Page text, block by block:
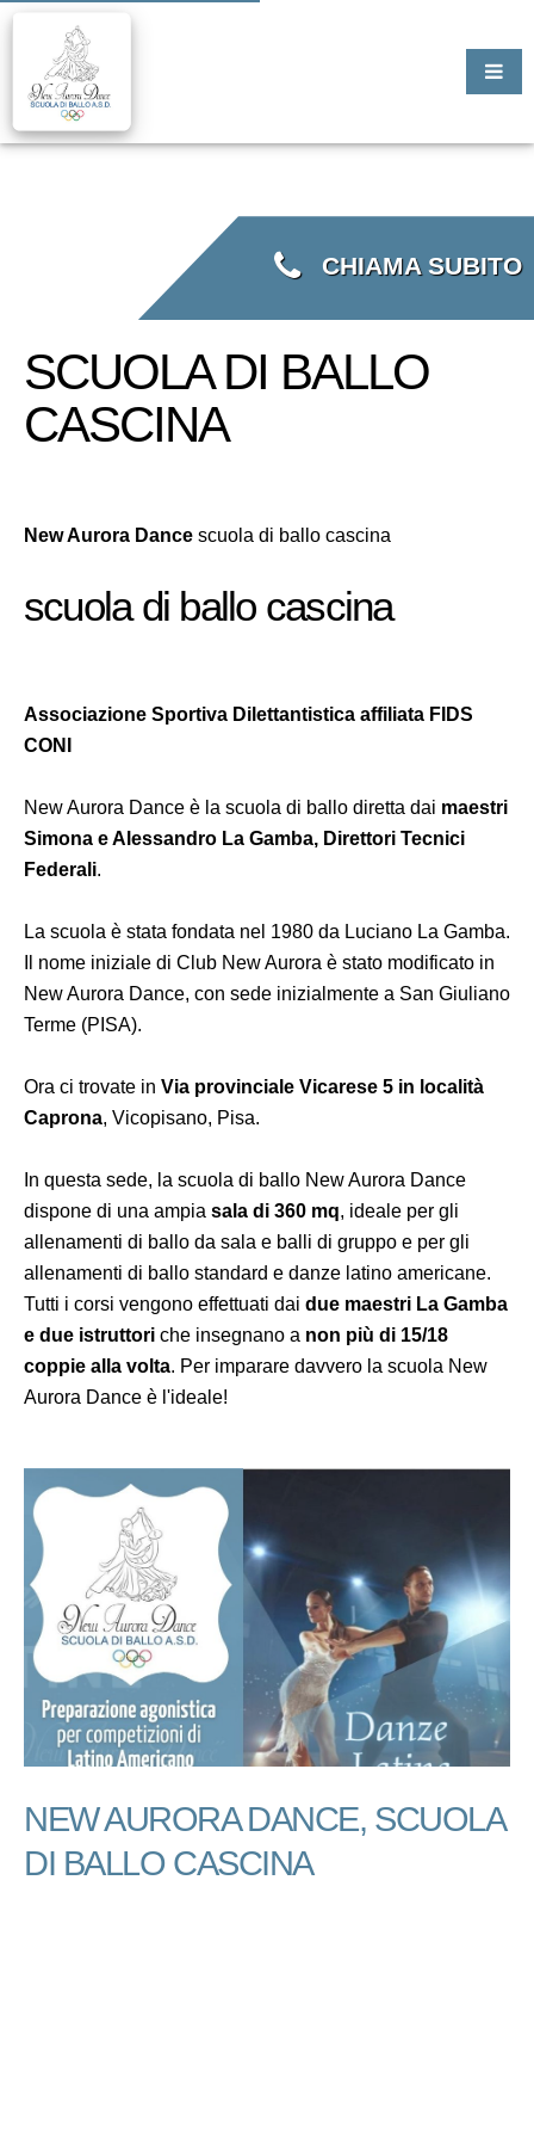
CHIAMA SUBITO
SCUOLA DI BALLO
CASCINA
New Aurora Dance scuola di ballo cascina
scuola di ballo cascina
Associazione Sportiva Dilettantistica affiliata FIDS
CONI
New Aurora Dance è la scuola di ballo diretta dai maestri
Simona e Alessandro La Gamba, Direttori Tecnici
Federali.
La scuola è stata fondata nel 1980 da Luciano La Gamba.
Il nome iniziale di Club New Aurora è stato modificato in
New Aurora Dance, con sede inizialmente a San Giuliano
Terme (PISA).
Ora ci trovate in Via provinciale Vicarese 5 in località
Caprona, Vicopisano, Pisa.
In questa sede, la scuola di ballo New Aurora Dance
dispone di una ampia sala di 360 mq, ideale per gli
allenamenti di ballo da sala e balli di gruppo e per gli
allenamenti di ballo standard e danze latino americane.
Tutti i corsi vengono effettuati dai due maestri La Gamba
e due istruttori che insegnano a non più di 15/18
coppie alla volta. Per imparare davvero la scuola New
Aurora Dance è l'ideale!
NEW AURORA DANCE, SCUOLA
DI BALLO CASCINA